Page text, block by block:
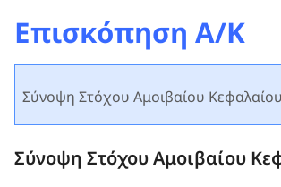
Επισκόπηση Α/Κ
Σύνοψη Στόχου Αμοιβαίου Κεφαλαίου
Σύνοψη Στόχου Αμοιβαίου